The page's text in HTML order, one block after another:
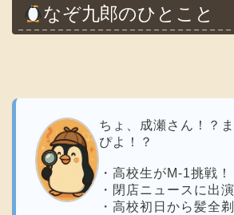
なぞ九郎のひとこと
ちょ、成瀬さん！？
ぴよ！？
・高校生がM-1挑戦！
・閉店ニュースに出
・高校初日から髪全